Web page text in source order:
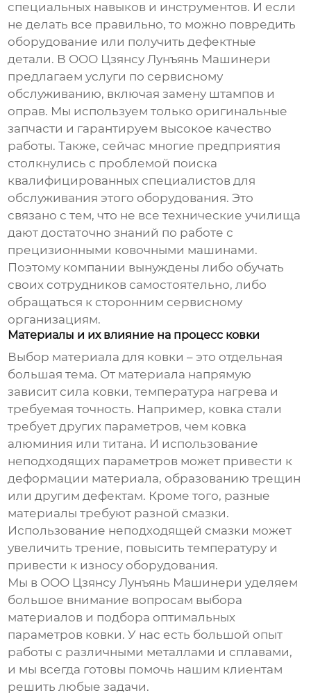
специальных навыков и инструментов. И если
не делать все правильно, то можно повредить
оборудование или получить дефектные
детали. В ООО Цзянсу Лунъянь Машинери
предлагаем услуги по сервисному
обслуживанию, включая замену штампов и
оправ. Мы используем только оригинальные
запчасти и гарантируем высокое качество
работы. Также, сейчас многие предприятия
столкнулись с проблемой поиска
квалифицированных специалистов для
обслуживания этого оборудования. Это
связано с тем, что не все технические училища
дают достаточно знаний по работе с
прецизионными ковочными машинами.
Поэтому компании вынуждены либо обучать
своих сотрудников самостоятельно, либо
обращаться к сторонним сервисному
организациям.
Материалы и их влияние на процесс ковки
Выбор материала для ковки – это отдельная
большая тема. От материала напрямую
зависит сила ковки, температура нагрева и
требуемая точность. Например, ковка стали
требует других параметров, чем ковка
алюминия или титана. И использование
неподходящих параметров может привести к
деформации материала, образованию трещин
или другим дефектам. Кроме того, разные
материалы требуют разной смазки.
Использование неподходящей смазки может
увеличить трение, повысить температуру и
привести к износу оборудования.
Мы в ООО Цзянсу Лунъянь Машинери уделяем
большое внимание вопросам выбора
материалов и подбора оптимальных
параметров ковки. У нас есть большой опыт
работы с различными металлами и сплавами,
и мы всегда готовы помочь нашим клиентам
решить любые задачи.